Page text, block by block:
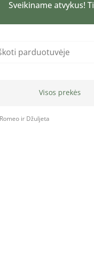
Sveikiname atvykus!
Visos prekės
ir Džuljeta